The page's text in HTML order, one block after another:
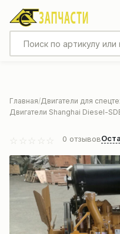
Главная Двигатели для
Двигатели Shanghai Diesel-
0 отзывов